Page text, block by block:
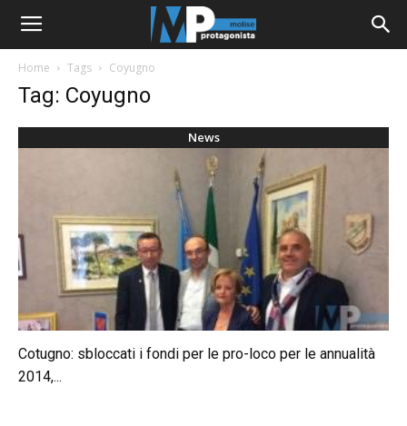
Home Tags Coyugno
Tag: Coyugno
News
Cotugno: sbloccati i fondi per le pro-loco per le annualità
2014,...